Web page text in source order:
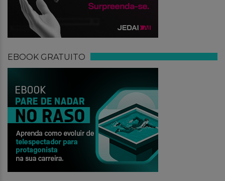
EBOOK GRATUITO